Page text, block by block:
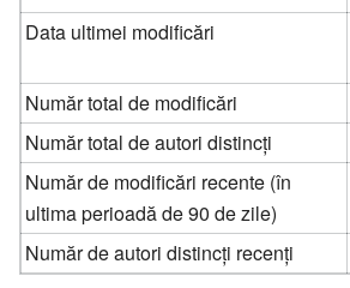
Data ultimei modificări
Număr total de modificări
Număr total de autori distincți
Număr de modificări recente (în
ultima perioadă de 90 de zile)
Număr de autori distincți recenți